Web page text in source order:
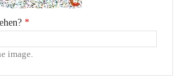
*
image.